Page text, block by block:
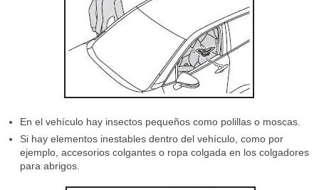
En el vehículo hay insectos pequeños como polillas o moscas.
Si hay elementos inestables dentro del vehículo, como por
ejemplo, accesorios colgantes o ropa colgada en los colgadores
para abrigos.